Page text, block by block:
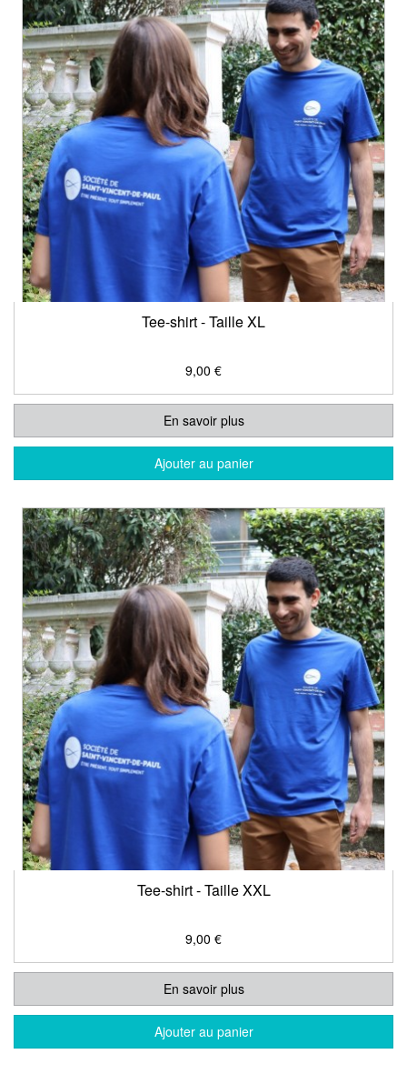
Tee-shirt - Taille XL
9,00 €
En savoir plus
Ajouter au panier
Tee-shirt - Taille XXL
9,00 €
En savoir plus
Ajouter au panier